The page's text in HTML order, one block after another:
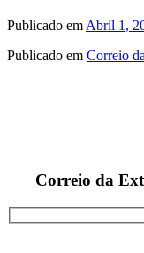
Publicado em Abril 1,
Publicado em Correio
Correio da